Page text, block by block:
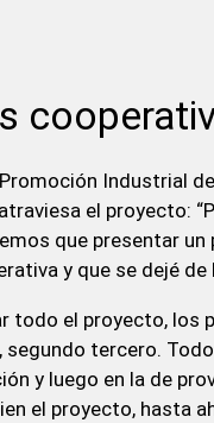
Industrial
el proyecto:
que presentar
y que se dejé de
todo el proyecto, los
tercero.
y luego en la de
el proyecto, hasta